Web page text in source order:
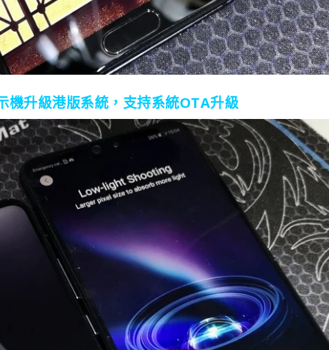
機升級港版系統，支持系統OTA升級